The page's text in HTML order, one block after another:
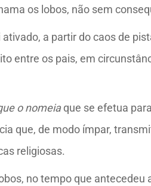
os lobos, não sem
a partir do caos de
entre os pais, em
o nomeiaque se efetua
que, de modo ímpar,
religiosas.
no tempo que